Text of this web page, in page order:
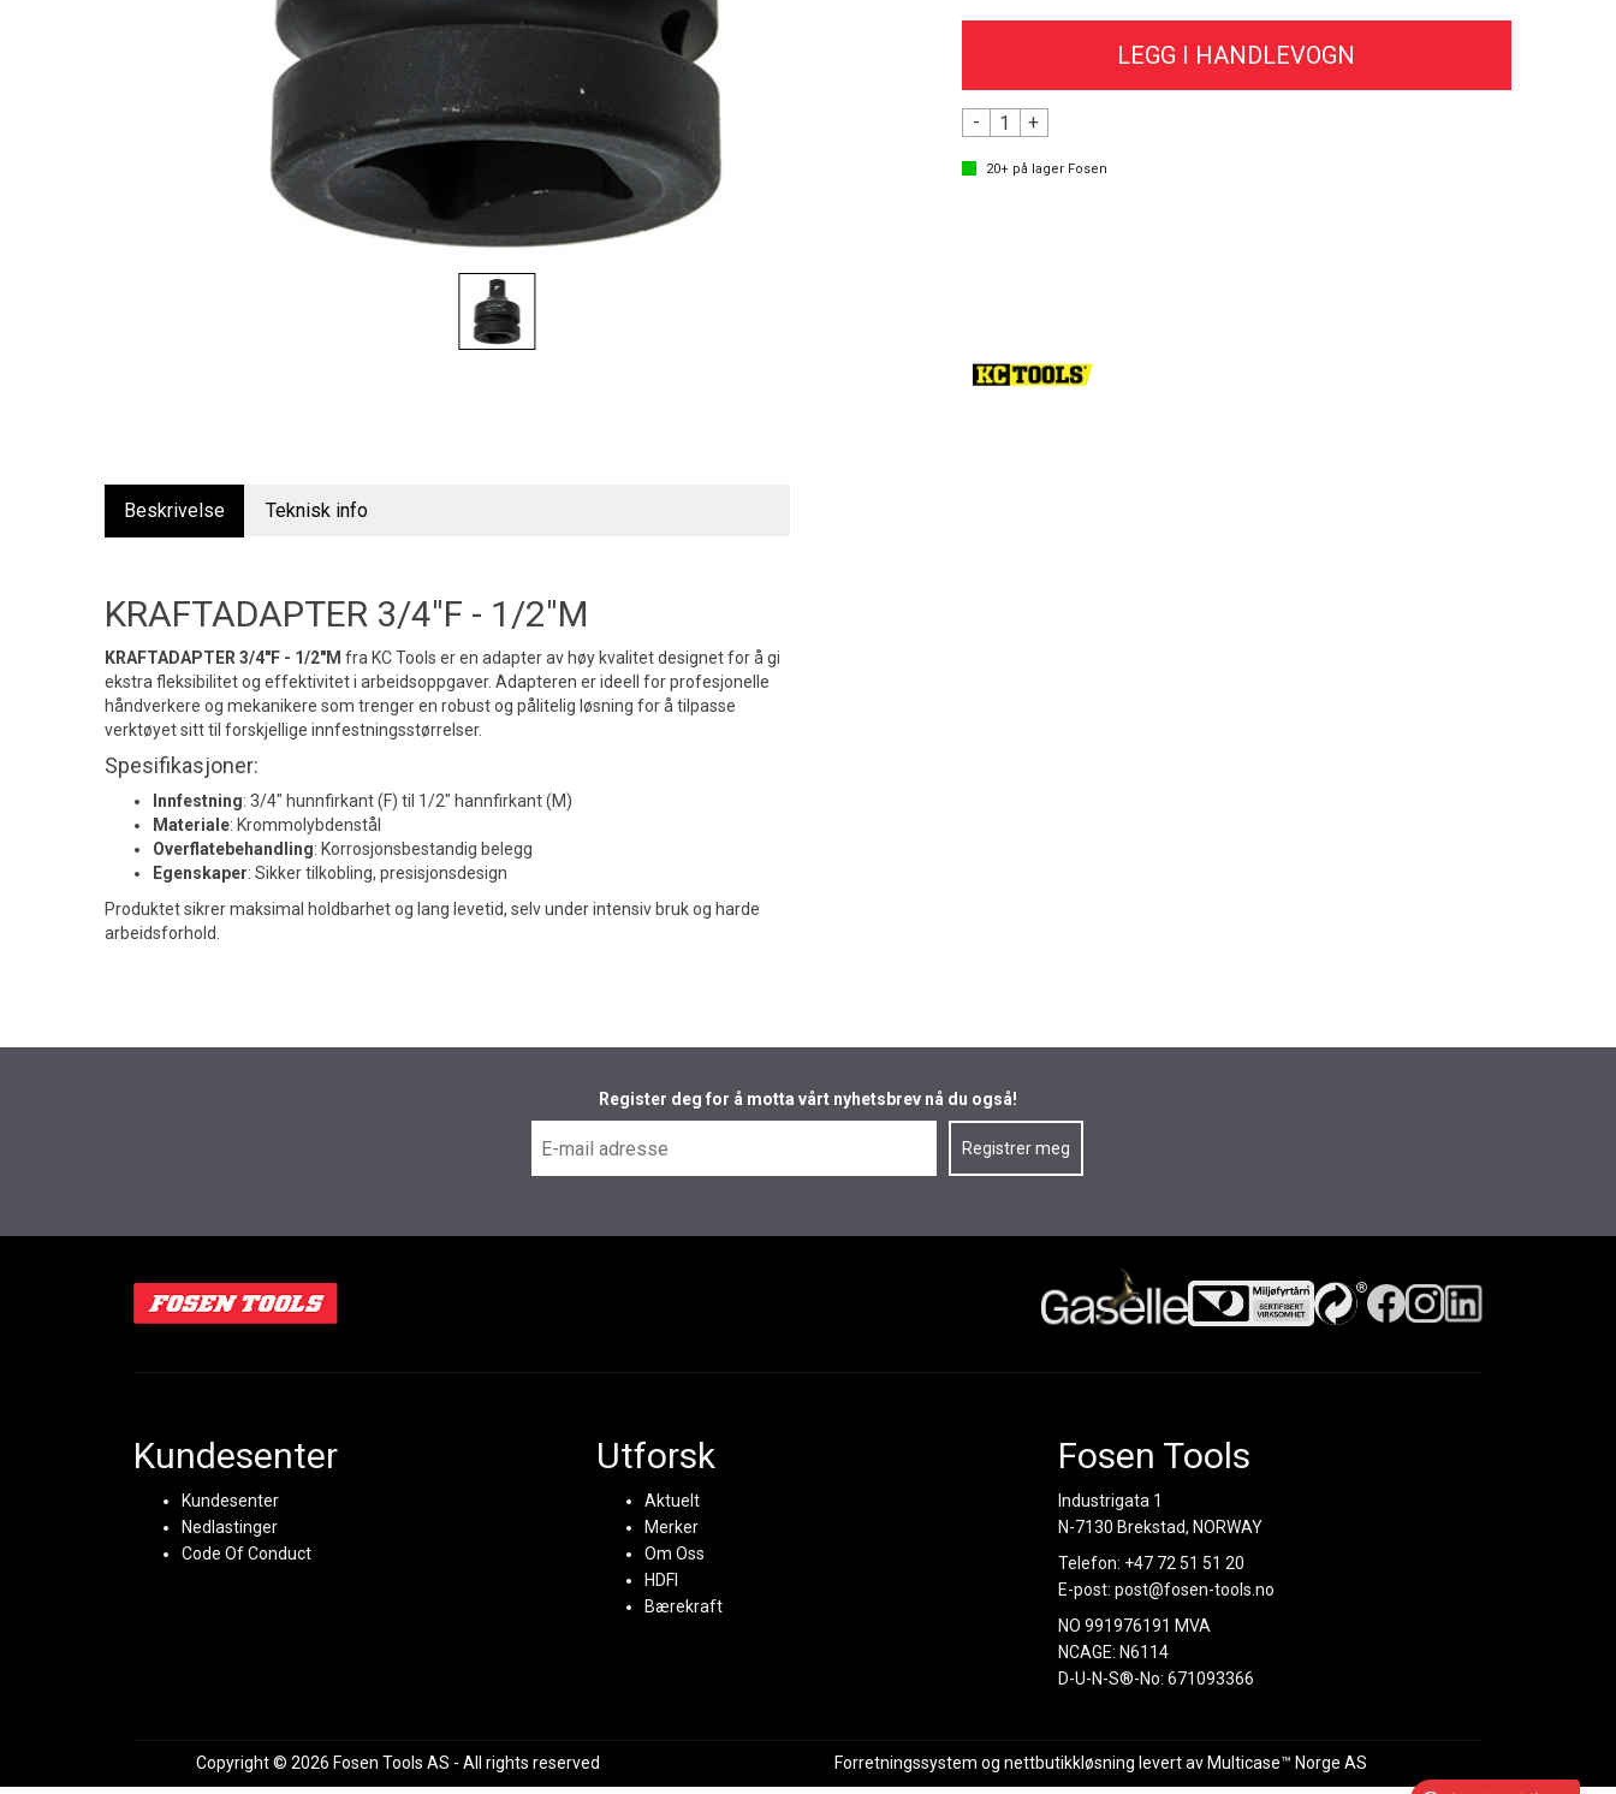
- +
20+på lagerFosen
Beskrivelse Teknisk info
KRAFTADAPTER 3/4"F - 1/2"M
KRAFTADAPTER 3/4"F - 1/2"M fra KC Tools er en adapter av høy kvalitet designet for å gi
ekstra fleksibilitet og effektivitet i arbeidsoppgaver. Adapteren er ideell for profesjonelle
håndverkere og mekanikere som trenger en robust og pålitelig løsning for å tilpasse
verktøyet sitt til forskjellige innfestningsstørrelser.
Spesifikasjoner:
Innfestning: 3/4" hunnfirkant (F) til 1/2" hannfirkant (M)
Materiale: Krommolybdenstål
Overflatebehandling: Korrosjonsbestandig belegg
Egenskaper: Sikker tilkobling, presisjonsdesign
Produktet sikrer maksimal holdbarhet og lang levetid, selv under intensiv bruk og harde
arbeidsforhold.
Register deg for å motta vårt nyhetsbrev nå du også!
Kundesenter
Kundesenter
Nedlastinger
Code Of Conduct
Utforsk
Aktuelt
Merker
Om Oss
HDFI
Bærekraft
Fosen Tools
Industrigata 1
N-7130 Brekstad, NORWAY
Telefon: +47 72 51 51 20
E-post:post@fosen-tools.no
NO 991976191 MVA
NCAGE: N6114
D-U-N-S®-No: 671093366
Copyright © 2026 Fosen Tools AS - All rights reserved Forretningssystem ognettbutikkløsning levert av Multicase™ Norge AS